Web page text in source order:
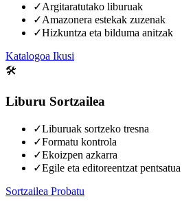
✓Argitaratutako liburuak
✓Amazonera estekak zuzenak
✓Hizkuntza eta bilduma anitzak
Katalogoa Ikusi
🛠️
Liburu Sortzailea
✓Liburuak sortzeko tresna
✓Formatu kontrola
✓Ekoizpen azkarra
✓Egile eta editoreentzat pentsatua
Sortzailea Probatu